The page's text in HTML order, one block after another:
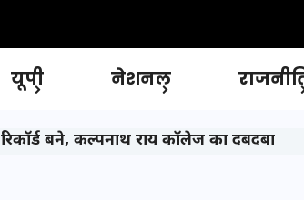
यूपी नेशनल
बने, कल्पनाथ राय कॉलेज का दबदबा